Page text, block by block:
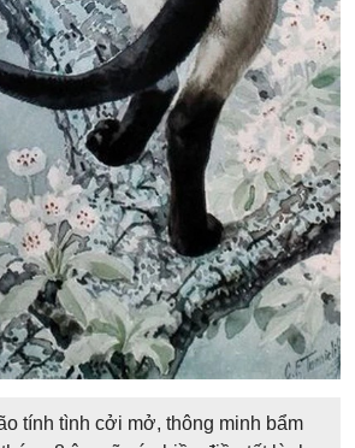
tính tình cởi mở, thông minh bẩm